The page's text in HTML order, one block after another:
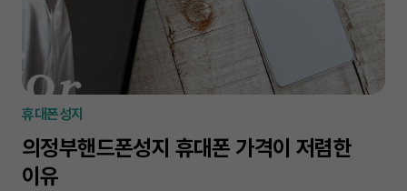
휴대폰성지
의정부핸드폰성지 휴대폰 가격이 저렴한
이유